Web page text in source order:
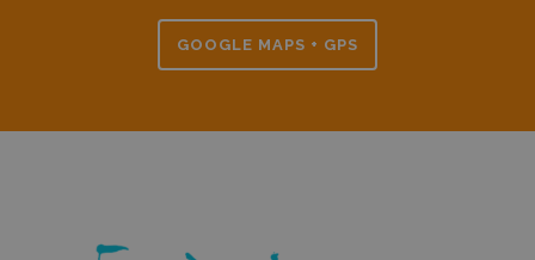
GOOGLE MAPS + GPS